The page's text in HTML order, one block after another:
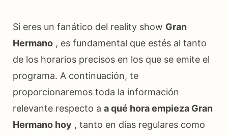
Si eres un fanático del reality show Gran
Hermano , es fundamental que estés al tanto
de los horarios precisos en los que se emite el
programa. A continuación, te
proporcionaremos toda la información
relevante respecto a a qué hora empieza Gran
Hermano hoy , tanto en días regulares como